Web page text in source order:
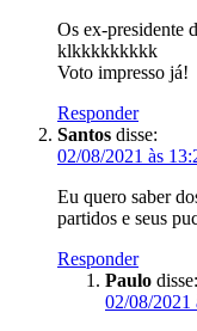
Os ex-presidente
klkkkkkkkkk
Voto impresso já!
Responder
Santos disse:
02/08/2021 às
Eu quero saber
partidos e seus
Responder
Paulo disse:
02/08/2021